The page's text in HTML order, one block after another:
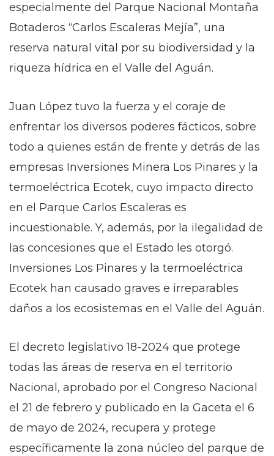
especialmente del Parque Nacional Montaña
Botaderos “Carlos Escaleras Mejía”, una
reserva natural vital por su biodiversidad y la
riqueza hídrica en el Valle del Aguán.
Juan López tuvo la fuerza y el coraje de
enfrentar los diversos poderes fácticos, sobre
todo a quienes están de frente y detrás de las
empresas Inversiones Minera Los Pinares y la
termoeléctrica Ecotek, cuyo impacto directo
en el Parque Carlos Escaleras es
incuestionable. Y, además, por la ilegalidad de
las concesiones que el Estado les otorgó.
Inversiones Los Pinares y la termoeléctrica
Ecotek han causado graves e irreparables
daños a los ecosistemas en el Valle del Aguán.
El decreto legislativo 18-2024 que protege
todas las áreas de reserva en el territorio
Nacional, aprobado por el Congreso Nacional
el 21 de febrero y publicado en la Gaceta el 6
de mayo de 2024, recupera y protege
específicamente la zona núcleo del parque de